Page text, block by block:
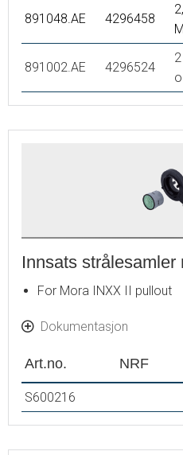
891048.AE 4296458
891002.AE 4296524
Innsats strålesamler
For Mora INXX II pullout
Dokumentasjon
Art.no. NRF
S600216